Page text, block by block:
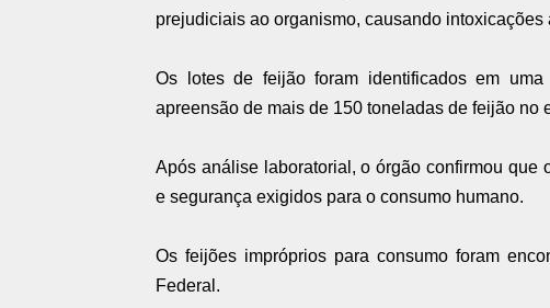
prejudiciais ao organismo, causando intoxicações
Os lotes de feijão foram identificados em
apreensão de mais de 150 toneladas de feijão no
Após análise laboratorial, o órgão confirmou que
e segurança exigidos para o consumo humano.
Os feijões impróprios para consumo foram
Federal.